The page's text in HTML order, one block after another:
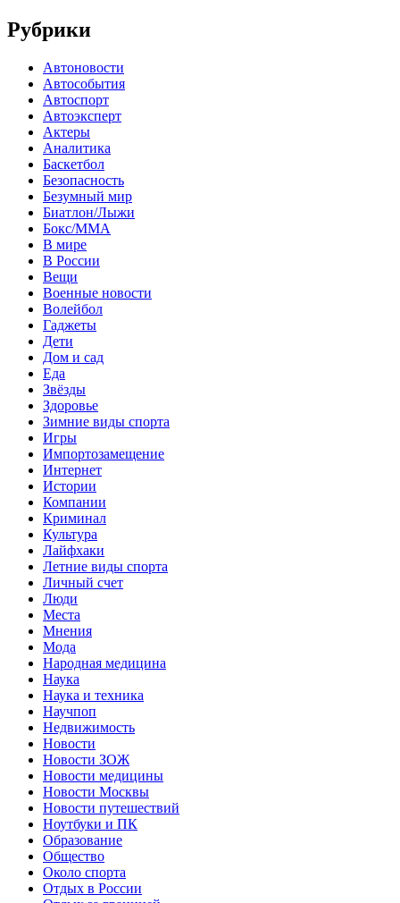
Рубрики
Автоновости
Автособытия
Автоспорт
Автоэксперт
Актеры
Аналитика
Баскетбол
Безопасность
Безумный мир
Биатлон/Лыжи
Бокс/MMA
В мире
В России
Вещи
Военные новости
Волейбол
Гаджеты
Дети
Дом и сад
Еда
Звёзды
Здоровье
Зимние виды спорта
Игры
Импортозамещение
Интернет
Истории
Компании
Криминал
Культура
Лайфхаки
Летние виды спорта
Личный счет
Люди
Места
Мнения
Мода
Народная медицина
Наука
Наука и техника
Научпоп
Недвижимость
Новости
Новости ЗОЖ
Новости медицины
Новости Москвы
Новости путешествий
Ноутбуки и ПК
Образование
Общество
Около спорта
Отдых в России